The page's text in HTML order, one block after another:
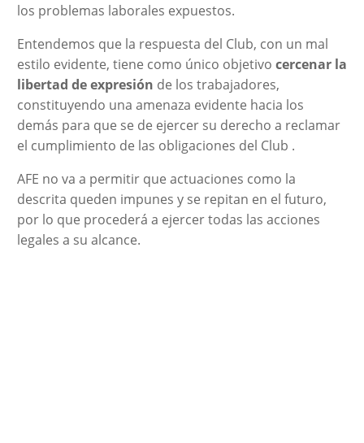
los problemas laborales expuestos.
Entendemos que la respuesta del Club, con un mal
estilo evidente, tiene como único objetivo cercenar la
libertad de expresión de los trabajadores,
constituyendo una amenaza evidente hacia los
demás para que se de ejercer su derecho a reclamar
el cumplimiento de las obligaciones del Club .
AFE no va a permitir que actuaciones como la
descrita queden impunes y se repitan en el futuro,
por lo que procederá a ejercer todas las acciones
legales a su alcance.